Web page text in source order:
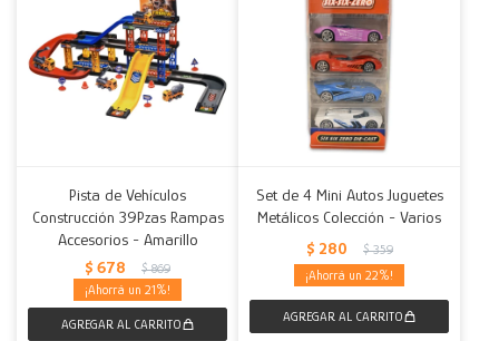
Pista de Vehículos
Construcción 39Pzas Rampas
Accesorios - Amarillo
$ 678 $ 869
21
Set de 4 Mini Autos Juguetes
Metálicos Colección - Varios
$ 280 $ 359
22